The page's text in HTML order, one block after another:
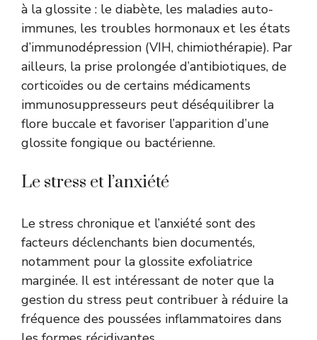
à la glossite : le diabète, les maladies auto-
immunes, les troubles hormonaux et les états
d’immunodépression (VIH, chimiothérapie). Par
ailleurs, la prise prolongée d’antibiotiques, de
corticoïdes ou de certains médicaments
immunosuppresseurs peut déséquilibrer la
flore buccale et favoriser l’apparition d’une
glossite fongique ou bactérienne.
Le stress et l’anxiété
Le stress chronique et l’anxiété sont des
facteurs déclenchants bien documentés,
notamment pour la glossite exfoliatrice
marginée. Il est intéressant de noter que la
gestion du stress peut contribuer à réduire la
fréquence des poussées inflammatoires dans